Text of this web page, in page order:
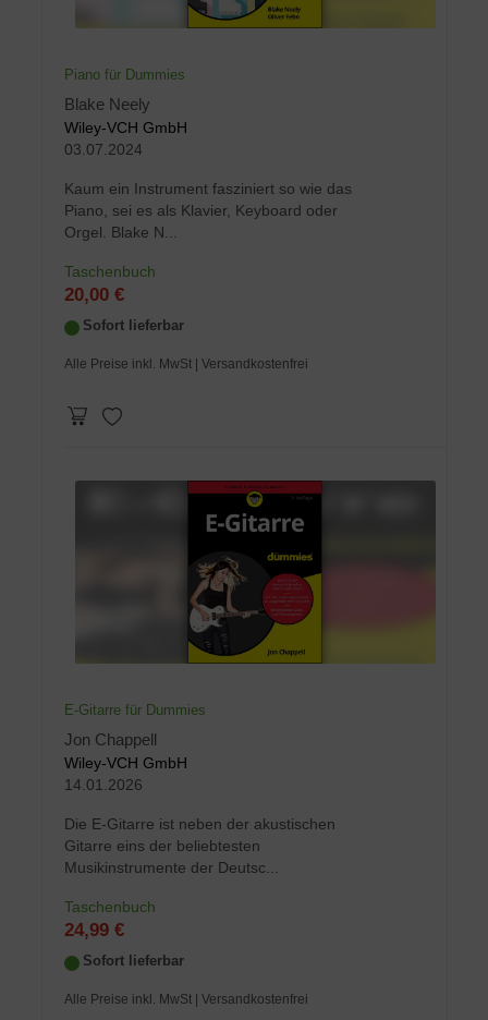
Piano für Dummies
Blake Neely
Wiley-VCH GmbH
03.07.2024
Kaum ein Instrument fasziniert so wie das
Piano, sei es als Klavier, Keyboard oder
Orgel. Blake N...
Taschenbuch
20,00 €
Sofort lieferbar
Alle Preise inkl. MwSt | Versandkostenfrei
E-Gitarre für Dummies
Jon Chappell
Wiley-VCH GmbH
14.01.2026
Die E-Gitarre ist neben der akustischen
Gitarre eins der beliebtesten
Musikinstrumente der Deutsc...
Taschenbuch
24,99 €
Sofort lieferbar
Alle Preise inkl. MwSt | Versandkostenfrei